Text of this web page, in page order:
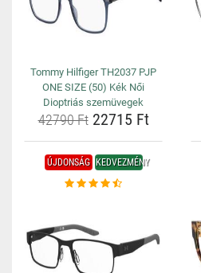
Tommy Hilfiger TH2037 PJP
ONE SIZE (50) Kék Női
Dioptriás szemüvegek
42790 Ft22715 Ft
ÚJDONSÁG KEDVEZMÉNY